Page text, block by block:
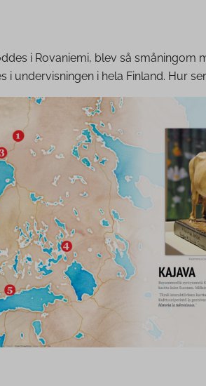
i Rovaniemi, blev så småningom
i undervisningen i hela Finland. Hur